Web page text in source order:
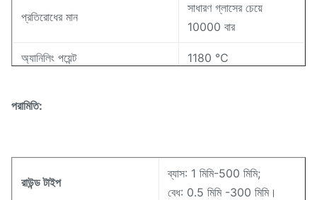
প্রতিরোধের মান
সাধারণ গ্লাসের চেয়ে
10000 বার
অ্যানিলিং পয়েন্ট 1180 ℃
পরামিতি:
রাউন্ড টাইপ
ব্যাস: 1 মিমি-500 মিমি;
বেধ: 0.5 মিমি -300 মিমি।